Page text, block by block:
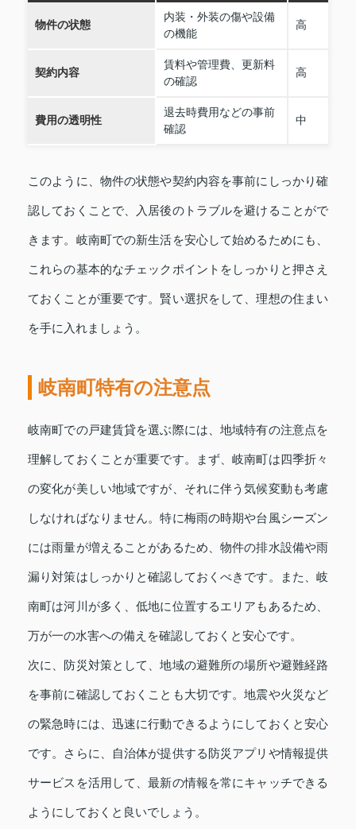
物件の状態
内装・外装の傷や設備
の機能
高
契約内容
賃料や管理費、更新料
の確認
高
費用の透明性
退去時費用などの事前
確認
中
このように、物件の状態や契約内容を事前にしっかり確
認しておくことで、入居後のトラブルを避けることがで
きます。岐南町での新生活を安心して始めるためにも、
これらの基本的なチェックポイントをしっかりと押さえ
ておくことが重要です。賢い選択をして、理想の住まい
を手に入れましょう。
岐南町特有の注意点
岐南町での戸建賃貸を選ぶ際には、地域特有の注意点を
理解しておくことが重要です。まず、岐南町は四季折々
の変化が美しい地域ですが、それに伴う気候変動も考慮
しなければなりません。特に梅雨の時期や台風シーズン
には雨量が増えることがあるため、物件の排水設備や雨
漏り対策はしっかりと確認しておくべきです。また、岐
南町は河川が多く、低地に位置するエリアもあるため、
万が一の水害への備えを確認しておくと安心です。
次に、防災対策として、地域の避難所の場所や避難経路
を事前に確認しておくことも大切です。地震や火災など
の緊急時には、迅速に行動できるようにしておくと安心
です。さらに、自治体が提供する防災アプリや情報提供
サービスを活用して、最新の情報を常にキャッチできる
ようにしておくと良いでしょう。